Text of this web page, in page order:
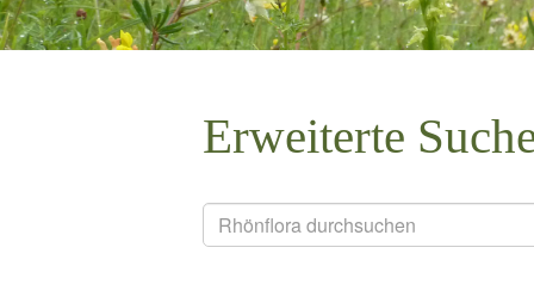
Erweiterte
Suchen